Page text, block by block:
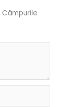
Câmpurile